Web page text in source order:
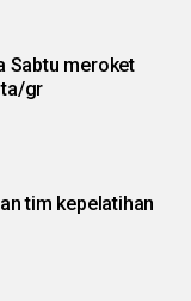
Sabtu meroket
gr
tim kepelatihan